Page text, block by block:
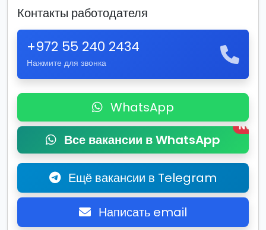
Контакты работодателя
+972 55 240 2434
Нажмите для звонка
WhatsApp
Все вакансии в WhatsApp
New
Ещё вакансии в Telegram
Написать email